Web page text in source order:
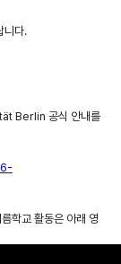
니다.
Berlin 공식 안내를
교 활동은 아래 영